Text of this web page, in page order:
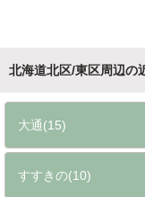
北海道北区/東区周辺の
大通(15)
すすきの(10)